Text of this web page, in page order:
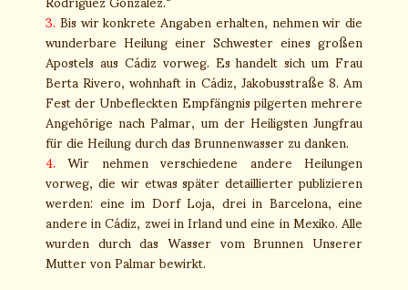
3.Bis wir konkrete Angaben erhalten, nehmen wir die
wunderbare Heilung einer Schwester eines großen
Apostels aus Cádiz vorweg. Es handelt sich um Frau
Berta Rivero, wohnhaft in Cádiz, Jakobusstraße 8. Am
Fest der Unbefleckten Empfängnis pilgerten mehrere
Angehörige nach Palmar, um der Heiligsten Jungfrau
für die Heilung durch das Brunnenwasser zu danken.
4. Wir nehmen verschiedene andere Heilungen
vorweg, die wir etwas später detaillierter publizieren
werden: eine im Dorf Loja, drei in Barcelona, eine
andere in Cádiz, zwei in Irland und eine in Mexiko. Alle
wurden durch das Wasser vom Brunnen Unserer
Mutter von Palmar bewirkt.